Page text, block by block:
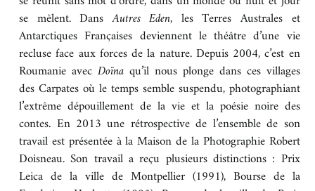
se mêlent. DansAutres Eden, les Terres Australes et
Antarctiques Françaises deviennent le théâtre d’une vie
recluse face aux forces de la nature. Depuis 2004, c’est en
Roumanie avecDoïna qu’il nous plonge dans ces villages
des Carpates où le temps semble suspendu, photographiant
l’extrême dépouillement de la vie et la poésie noire des
contes. En 2013 une rétrospective de l’ensemble de son
travail est présentée à la Maison de la Photographie Robert
Doisneau. Son travail a reçu plusieurs distinctions : Prix
Leica de la ville de Montpellier (1991), Bourse de la